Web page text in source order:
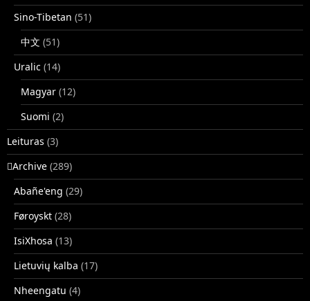
Sino-Tibetan (51)
中文 (51)
Uralic (14)
Magyar (12)
Suomi (2)
Leituras (3)
􏿽Archive (289)
Abañe'eng (29)
Føroyskt (28)
IsiXhosa (13)
Lietuvių kalba (17)
Nheengatu (4)